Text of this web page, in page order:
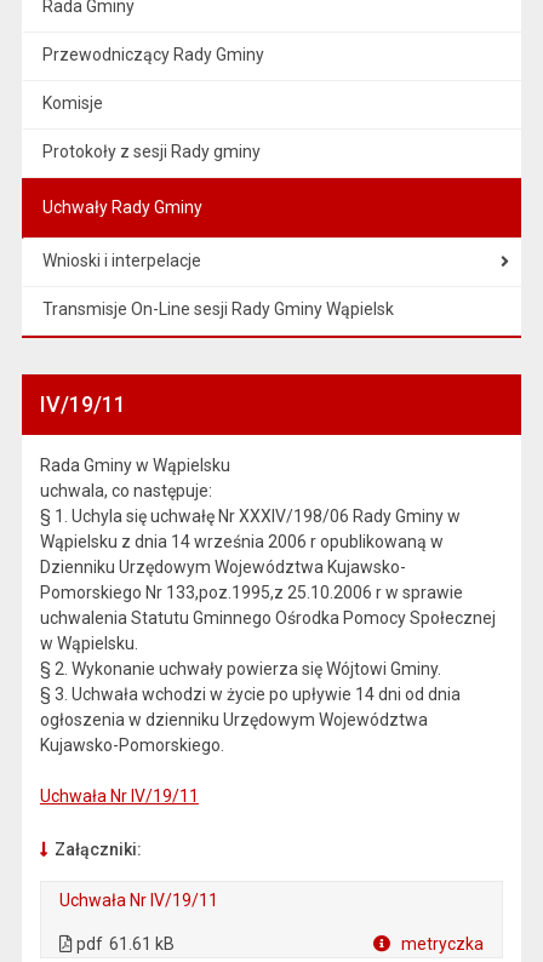
Rada Gminy
Przewodniczący Rady Gminy
Komisje
Protokoły z sesji Rady gminy
Uchwały Rady Gminy
Wnioski i interpelacje
Transmisje On-Line sesji Rady Gminy Wąpielsk
IV/19/11
Rada Gminy w Wąpielsku
uchwala, co następuje:
§ 1. Uchyla się uchwałę Nr XXXIV/198/06 Rady Gminy w
Wąpielsku z dnia 14 września 2006 r opublikowaną w
Dzienniku Urzędowym Województwa Kujawsko-
Pomorskiego Nr 133,poz.1995,z 25.10.2006 r w sprawie
uchwalenia Statutu Gminnego Ośrodka Pomocy Społecznej
w Wąpielsku.
§ 2. Wykonanie uchwały powierza się Wójtowi Gminy.
§ 3. Uchwała wchodzi w życie po upływie 14 dni od dnia
ogłoszenia w dzienniku Urzędowym Województwa
Kujawsko-Pomorskiego.
Uchwała Nr IV/19/11
Załączniki:
Uchwała Nr IV/19/11
pdf 61.61 kB metryczka